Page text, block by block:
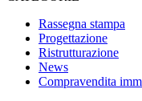
Rassegna stampa
Progettazione
Ristrutturazione
News
Compravendita